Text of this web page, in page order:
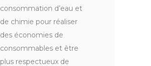
consommation d’eau et
de chimie pour réaliser
des économies de
consommables et être
plus respectueux de